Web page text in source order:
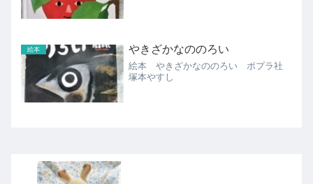
絵本 やきざかなののろい
絵本 やきざかなののろい ポプラ社
塚本やすし